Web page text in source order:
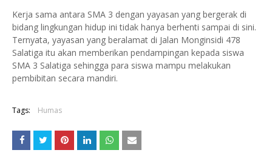
Kerja sama antara SMA 3 dengan yayasan yang bergerak di
bidang lingkungan hidup ini tidak hanya berhenti sampai di sini.
Ternyata, yayasan yang beralamat di Jalan Monginsidi 478
Salatiga itu akan memberikan pendampingan kepada siswa
SMA 3 Salatiga sehingga para siswa mampu melakukan
pembibitan secara mandiri.
Tags: Humas